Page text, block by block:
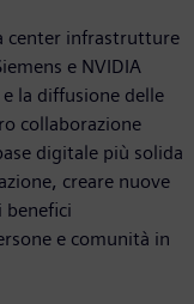
center infrastrutture
e NVIDIA
la diffusione delle
collaborazione
digitale più solida
creare nuove
benefici
e comunità in